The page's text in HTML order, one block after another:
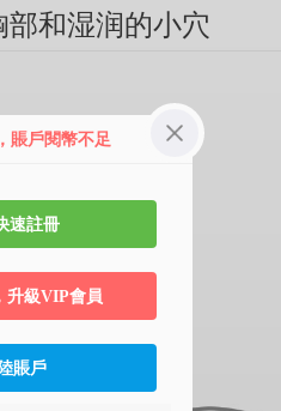
部和湿润的小穴
賬戶閱幣不足
速註冊
升級VIP會員
賬戶